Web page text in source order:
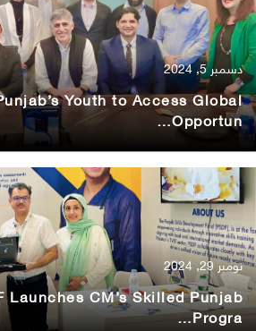
دسمبر 5, 2024
Youth to Access Global
Opportun…
نومبر 29, 2024
Launches CM’s Skilled Punjab
Progra…